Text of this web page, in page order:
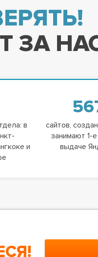
ЗА
в
и
сайтов,
занимают 1-
выдаче